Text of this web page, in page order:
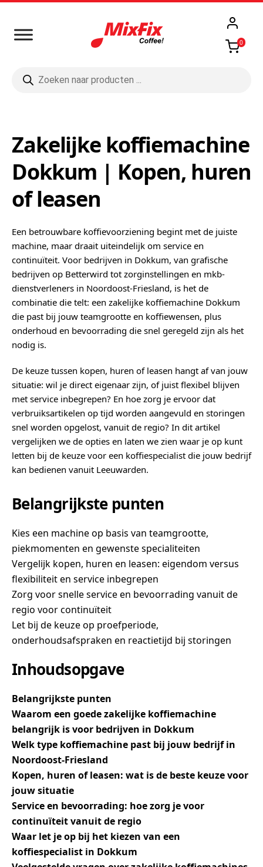
0
zoeken
Zakelijke koffiemachine
Dokkum | Kopen, huren
of leasen
Een betrouwbare koffievoorziening begint met de juiste
machine, maar draait uiteindelijk om service en
continuïteit. Voor bedrijven in Dokkum, van grafische
bedrijven op Betterwird tot zorginstellingen en mkb-
dienstverleners in Noordoost-Friesland, is het de
combinatie die telt: een zakelijke koffiemachine Dokkum
die past bij jouw teamgrootte en koffiewensen, plus
onderhoud en bevoorrading die snel geregeld zijn als het
nodig is.
De keuze tussen kopen, huren of leasen hangt af van jouw
situatie: wil je direct eigenaar zijn, of juist flexibel blijven
met service inbegrepen? En hoe zorg je ervoor dat
verbruiksartikelen op tijd worden aangevuld en storingen
snel worden opgelost, vanuit de regio? In dit artikel
vergelijken we de opties en laten we zien waar je op kunt
letten bij de keuze voor een koffiespecialist die jouw bedrijf
kan bedienen vanuit Leeuwarden.
Belangrijkste punten
Kies een machine op basis van teamgrootte,
piekmomenten en gewenste specialiteiten
Vergelijk kopen, huren en leasen: eigendom versus
flexibiliteit en service inbegrepen
Zorg voor snelle service en bevoorrading vanuit de
regio voor continuïteit
Let bij de keuze op proefperiode,
onderhoudsafspraken en reactietijd bij storingen
Inhoudsopgave
Belangrijkste punten
Waarom een goede zakelijke koffiemachine
belangrijk is voor bedrijven in Dokkum
Welk type koffiemachine past bij jouw bedrijf in
Noordoost-Friesland
Kopen, huren of leasen: wat is de beste keuze voor
jouw situatie
Service en bevoorrading: hoe zorg je voor
continuïteit vanuit de regio
Waar let je op bij het kiezen van een
koffiespecialist in Dokkum